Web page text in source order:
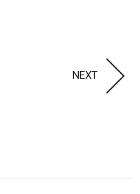
NEXT